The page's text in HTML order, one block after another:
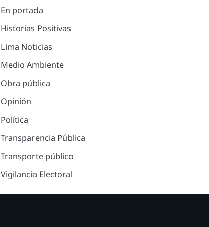
En portada
Historias Positivas
Lima Noticias
Medio Ambiente
Obra pública
Opinión
Política
Transparencia Pública
Transporte público
Vigilancia Electoral